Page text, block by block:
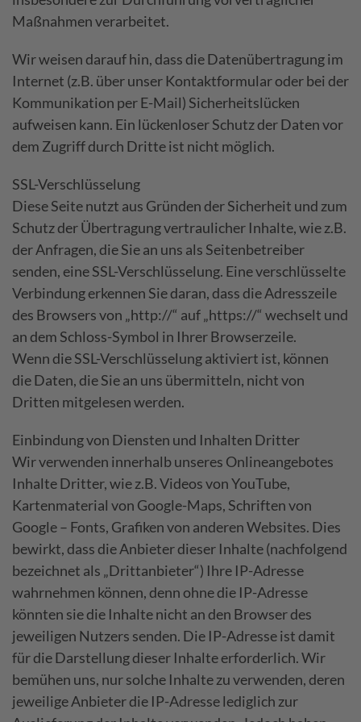
Maßnahmen verarbeitet.
Wir weisen darauf hin, dass die Datenübertragung im
Internet (z.B. über unser Kontaktformular oder bei der
Kommunikation per E-Mail) Sicherheitslücken
aufweisen kann. Ein lückenloser Schutz der Daten vor
dem Zugriff durch Dritte ist nicht möglich.
SSL-Verschlüsselung
Diese Seite nutzt aus Gründen der Sicherheit und zum
Schutz der Übertragung vertraulicher Inhalte, wie z.B.
der Anfragen, die Sie an uns als Seitenbetreiber
senden, eine SSL-Verschlüsselung. Eine verschlüsselte
Verbindung erkennen Sie daran, dass die Adresszeile
des Browsers von „http://“ auf „https://“ wechselt und
an dem Schloss-Symbol in Ihrer Browserzeile.
Wenn die SSL-Verschlüsselung aktiviert ist, können
die Daten, die Sie an uns übermitteln, nicht von
Dritten mitgelesen werden.
Einbindung von Diensten und Inhalten Dritter
Wir verwenden innerhalb unseres Onlineangebotes
Inhalte Dritter, wie z.B. Videos von YouTube,
Kartenmaterial von Google-Maps, Schriften von
Google – Fonts, Grafiken von anderen Websites. Dies
bewirkt, dass die Anbieter dieser Inhalte (nachfolgend
bezeichnet als „Drittanbieter“) Ihre IP-Adresse
wahrnehmen können, denn ohne die IP-Adresse
könnten sie die Inhalte nicht an den Browser des
jeweiligen Nutzers senden. Die IP-Adresse ist damit
für die Darstellung dieser Inhalte erforderlich. Wir
bemühen uns, nur solche Inhalte zu verwenden, deren
jeweilige Anbieter die IP-Adresse lediglich zur